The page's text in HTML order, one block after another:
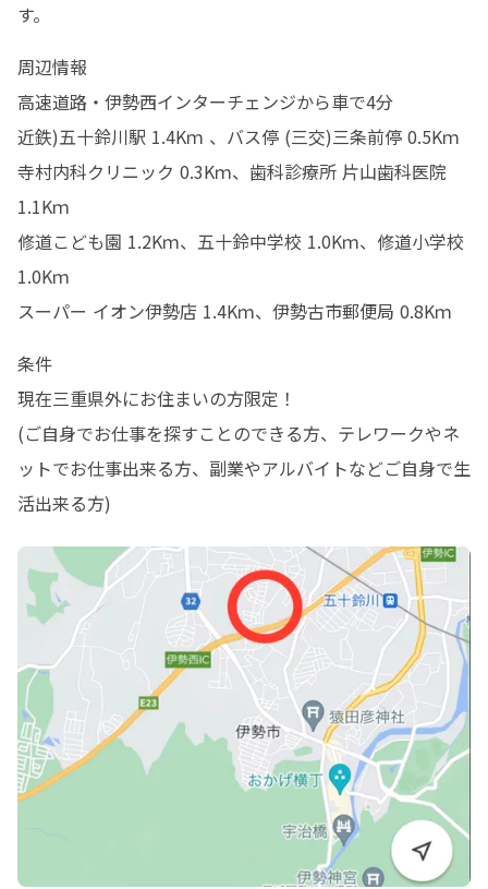
す。
周辺情報
高速道路・伊勢西インターチェンジから車で4分
近鉄)五十鈴川駅 1.4Kｍ 、バス停 (三交)三条前停 0.5Kｍ
寺村内科クリニック 0.3Kｍ、歯科診療所 片山歯科医院
1.1Kｍ
修道こども園 1.2Kｍ、五十鈴中学校 1.0Kｍ、修道小学校
1.0Kｍ
スーパー イオン伊勢店 1.4Kｍ、伊勢古市郵便局 0.8Kｍ
条件
現在三重県外にお住まいの方限定！
(ご自身でお仕事を探すことのできる方、テレワークやネ
ットでお仕事出来る方、副業やアルバイトなどご自身で生
活出来る方)